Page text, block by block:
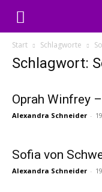
Start Schlagworte
Schlagwort:
Oprah Winfrey
Alexandra Schneider -
Sofia von
Alexandra Schneider -